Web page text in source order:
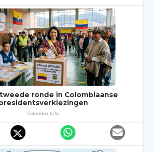
ronde in Colombiaanse
Colombia Info